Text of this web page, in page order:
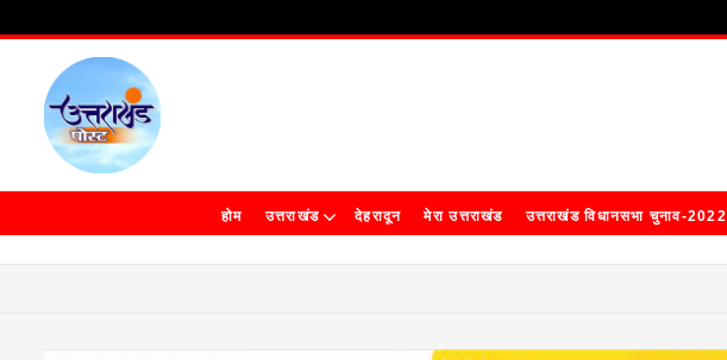
होम उत्तराखंड देहरादून मेरा उत्तराखंड उत्तराखंड विधानसभा चुनाव-2022